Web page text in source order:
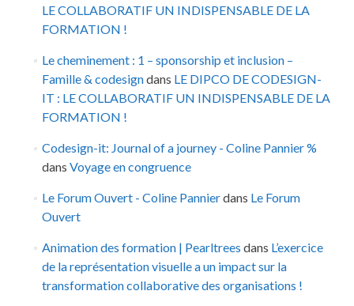
LE COLLABORATIF UN INDISPENSABLE DE LA
FORMATION !
Le cheminement : 1 – sponsorship et inclusion –
Famille & codesigndans LE DIPCO DE CODESIGN-
IT : LE COLLABORATIF UN INDISPENSABLE DE LA
FORMATION !
Codesign-it: Journal of a journey - Coline Pannier %
dans Voyage en congruence
Le Forum Ouvert - Coline Pannierdans Le Forum
Ouvert
Animation des formation | Pearltrees dans L’exercice
de la représentation visuelle a un impact sur la
transformation collaborative des organisations !